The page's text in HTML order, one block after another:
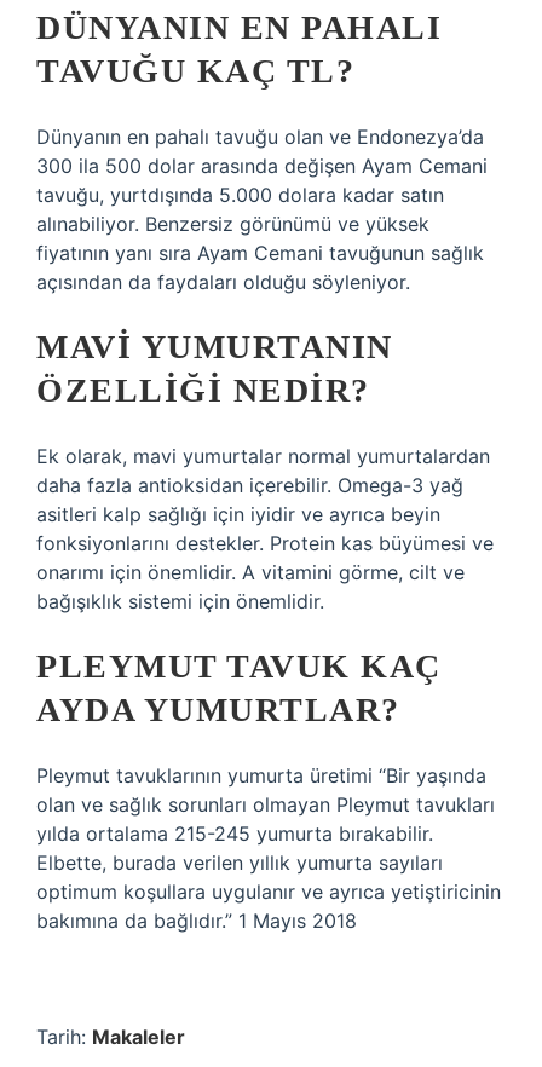
DÜNYANIN EN PAHALI
TAVUĞU KAÇ TL?
Dünyanın en pahalı tavuğu olan ve Endonezya’da
300 ila 500 dolar arasında değişen Ayam Cemani
tavuğu, yurtdışında 5.000 dolara kadar satın
alınabiliyor. Benzersiz görünümü ve yüksek
fiyatının yanı sıra Ayam Cemani tavuğunun sağlık
açısından da faydaları olduğu söyleniyor.
MAVI YUMURTANIN
ÖZELLIĞI NEDIR?
Ek olarak, mavi yumurtalar normal yumurtalardan
daha fazla antioksidan içerebilir. Omega-3 yağ
asitleri kalp sağlığı için iyidir ve ayrıca beyin
fonksiyonlarını destekler. Protein kas büyümesi ve
onarımı için önemlidir. A vitamini görme, cilt ve
bağışıklık sistemi için önemlidir.
PLEYMUT TAVUK KAÇ
AYDA YUMURTLAR?
Pleymut tavuklarının yumurta üretimi “Bir yaşında
olan ve sağlık sorunları olmayan Pleymut tavukları
yılda ortalama 215-245 yumurta bırakabilir.
Elbette, burada verilen yıllık yumurta sayıları
optimum koşullara uygulanır ve ayrıca yetiştiricinin
bakımına da bağlıdır.” 1 Mayıs 2018
Tarih: Makaleler